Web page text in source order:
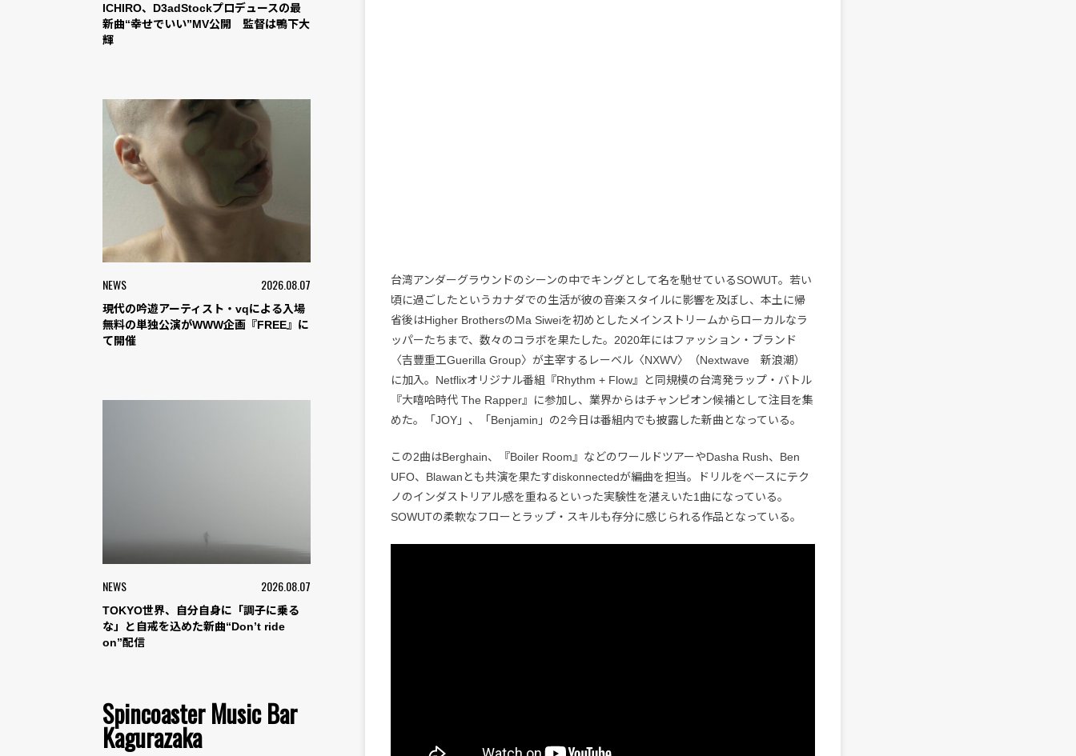
ICHIRO、D3adStockプロデュースの最
新曲“幸せでいい”MV公開 監督は鴨下大
輝
NEWS 2026.08.07
現代の吟遊アーティスト・vqによる入場
無料の単独公演がWWW企画『FREE』に
て開催
NEWS 2026.08.07
TOKYO世界、自分自身に「調子に乗る
な」と自戒を込めた新曲“Don’t ride
on”配信
Spincoaster Music Bar
Kagurazaka
台湾アンダーグラウンドのシーンの中でキングとして名を馳せているSOWUT。若い
頃に過ごしたというカナダでの生活が彼の音楽スタイルに影響を及ぼし、本土に帰
省後はHigher BrothersのMa Siweiを初めとしたメインストリームからローカルなラ
ッパーたちまで、数々のコラボを果たした。2020年にはファッション・ブランド
〈吉豐重工Guerilla Group〉が主宰するレーベル〈NXWV〉（Nextwave 新浪潮）
に加入。Netflixオリジナル番組『Rhythm + Flow』と同規模の台湾発ラップ・バトル
『大嘻哈時代 The Rapper』に参加し、業界からはチャンピオン候補として注目を集
めた。「JOY」、「Benjamin」の2今日は番組内でも披露した新曲となっている。
この2曲はBerghain、『Boiler Room』などのワールドツアーやDasha Rush、Ben
UFO、Blawanとも共演を果たすdiskonnectedが編曲を担当。ドリルをベースにテク
ノのインダストリアル感を重ねるといった実験性を湛えいた1曲になっている。
SOWUTの柔軟なフローとラップ・スキルも存分に感じられる作品となっている。